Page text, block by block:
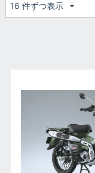
16 件ずつ表示